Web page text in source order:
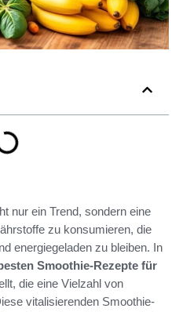
nur ein Trend, sondern eine
zu konsumieren, die
energiegeladen zu bleiben. In
Smoothie-Rezepte für
die eine Vielzahl von
vitalisierenden Smoothie-